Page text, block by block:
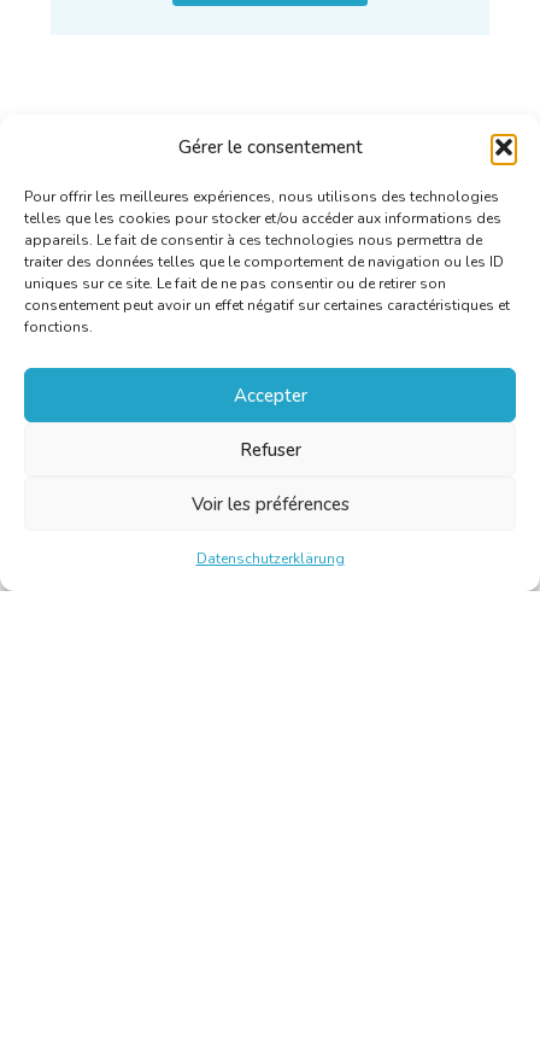
Gérer le consentement
Pour offrir les meilleures expériences, nous utilisons des technologies
telles que les cookies pour stocker et/ou accéder aux informations des
appareils. Le fait de consentir à ces technologies nous permettra de
traiter des données telles que le comportement de navigation ou les ID
uniques sur ce site. Le fait de ne pas consentir ou de retirer son
consentement peut avoir un effet négatif sur certaines caractéristiques et
fonctions.
Accepter
Refuser
Voir les préférences
Datenschutzerklärung